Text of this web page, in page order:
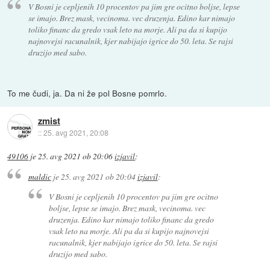
V Bosni je cepljenih 10 procentov pa jim gre ocitno boljse, lepse
se imajo. Brez mask, vecinoma. vec druzenja. Edino kar nimajo
toliko financ da gredo vsak leto na morje. Ali pa da si kupijo
najnovejsi racunalnik, kjer nabijajo igrice do 50. leta. Se rajsi
druzijo med sabo.
To me čudi, ja. Da ni že pol Bosne pomrlo.
zmist
::25. avg 2021, 20:08
49106 je25. avg 2021 ob 20:06izjavil:
maldicje25. avg 2021 ob 20:04izjavil:
V Bosni je cepljenih 10 procentov pa jim gre ocitno
boljse, lepse se imajo. Brez mask, vecinoma. vec
druzenja. Edino kar nimajo toliko financ da gredo
vsak leto na morje. Ali pa da si kupijo najnovejsi
racunalnik, kjer nabijajo igrice do 50. leta. Se rajsi
druzijo med sabo.